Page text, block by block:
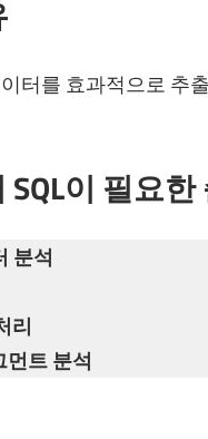
터를 효과적으로 추
이 필요한
분석
리
먼트 분석